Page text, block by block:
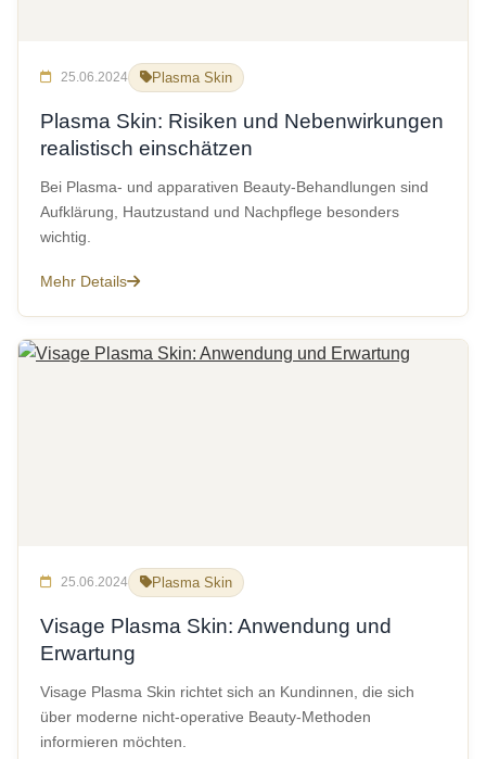
25.06.2024 Plasma Skin
Plasma Skin: Risiken und Nebenwirkungen
realistisch einschätzen
Bei Plasma- und apparativen Beauty-Behandlungen sind
Aufklärung, Hautzustand und Nachpflege besonders
wichtig.
Mehr Details
25.06.2024 Plasma Skin
Visage Plasma Skin: Anwendung und
Erwartung
Visage Plasma Skin richtet sich an Kundinnen, die sich
über moderne nicht-operative Beauty-Methoden
informieren möchten.